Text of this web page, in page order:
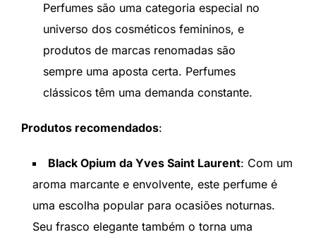
Perfumes são uma categoria especial no
universo dos cosméticos femininos, e
produtos de marcas renomadas são
sempre uma aposta certa. Perfumes
clássicos têm uma demanda constante.
Produtos recomendados:
Black Opium da Yves Saint Laurent: Com um
aroma marcante e envolvente, este perfume é
uma escolha popular para ocasiões noturnas.
Seu frasco elegante também o torna uma